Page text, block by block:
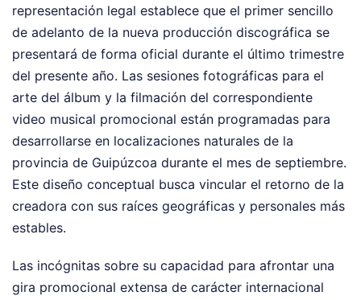
representación legal establece que el primer sencillo
de adelanto de la nueva producción discográfica se
presentará de forma oficial durante el último trimestre
del presente año. Las sesiones fotográficas para el
arte del álbum y la filmación del correspondiente
video musical promocional están programadas para
desarrollarse en localizaciones naturales de la
provincia de Guipúzcoa durante el mes de septiembre.
Este diseño conceptual busca vincular el retorno de la
creadora con sus raíces geográficas y personales más
estables.
Las incógnitas sobre su capacidad para afrontar una
gira promocional extensa de carácter internacional